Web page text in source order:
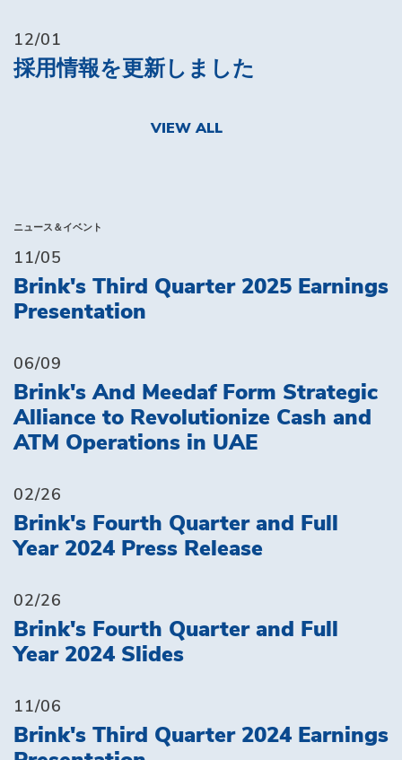
12/01
採用情報を更新しました
VIEW ALL
ニュース＆イベント
11/05
Brink's Third Quarter 2025 Earnings
Presentation
06/09
Brink's And Meedaf Form Strategic
Alliance to Revolutionize Cash and
ATM Operations in UAE
02/26
Brink's Fourth Quarter and Full
Year 2024 Press Release
02/26
Brink's Fourth Quarter and Full
Year 2024 Slides
11/06
Brink's Third Quarter 2024 Earnings